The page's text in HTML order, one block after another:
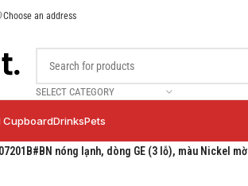
Choose an address
SELECT CATEGORY
CupboardDrinksPets
nóng lạnh, dòng GE (3 lỗ), màu Nickel mờ